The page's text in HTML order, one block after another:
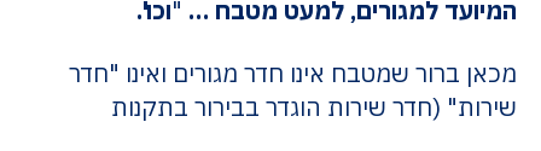
המיועד למגורים, למעט מטבח … "וכו'.
מכאן ברור שמטבח אינו חדר מגורים ואינו "חדר
שירות" (חדר שירות הוגדר בבירור בתקנות